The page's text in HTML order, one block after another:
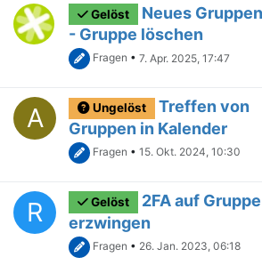
Gelöst
Neues
- Gruppe löschen
Fragen • 7. Apr. 2025, 17:47
A Ungelöst
Treffen von
Gruppen in Kalender
Fragen • 15. Okt. 2024, 10:30
R Gelöst
2FA auf Gruppe
erzwingen
Fragen • 26. Jan. 2023, 06:18